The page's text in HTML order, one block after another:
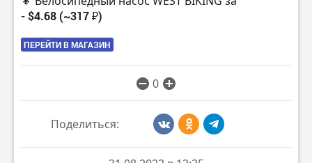
- $4.68 (~317 ₽)
ПЕРЕЙТИ В МАГАЗИН
0
Поделиться: